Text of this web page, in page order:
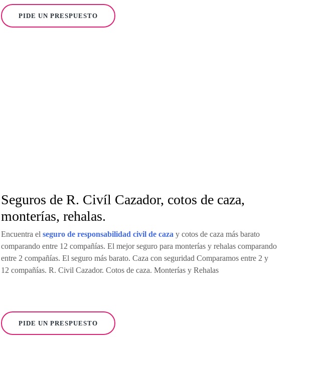
PIDE UN PRESPUESTO
Seguros de R. Civíl Cazador, cotos de caza,
monterías, rehalas.
Encuentra el seguro de responsabilidad civil de caza y cotos de caza más barato
comparando entre 12 compañías. El mejor seguro para monterías y rehalas comparando
entre 2 compañías. El seguro más barato. Caza con seguridad Comparamos entre 2 y
12 compañías. R. Civil Cazador. Cotos de caza. Monterías y Rehalas
PIDE UN PRESPUESTO